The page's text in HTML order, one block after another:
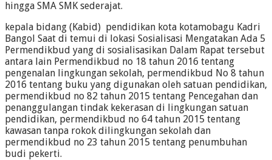
hingga SMA SMK sederajat.
kepala bidang (Kabid) pendidikan kota kotamobagu Kadri
Bangol Saat di temui di lokasi Sosialisasi Mengatakan Ada 5
Permendikbud yang di sosialisasikan Dalam Rapat tersebut
antara lain Permendikbud no 18 tahun 2016 tentang
pengenalan lingkungan sekolah, permendikbud No 8 tahun
2016 tentang buku yang digunakan oleh satuan pendidikan,
permendikbud no 82 tahun 2015 tentang Pencegahan dan
penanggulangan tindak kekerasan di lingkungan satuan
pendidikan, permendikbud no 64 tahun 2015 tentang
kawasan tanpa rokok dilingkungan sekolah dan
permendikbud no 23 tahun 2015 tentang penumbuhan
budi pekerti.